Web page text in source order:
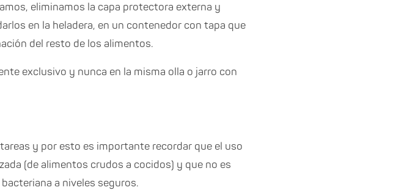
eliminamos la capa protectora externa y
en la heladera, en un contenedor con tapa que
del resto de los alimentos.
exclusivo y nunca en la misma olla o jarro con
y por esto es importante recordar que el uso
(de alimentos crudos a cocidos) y que no es
a niveles seguros.